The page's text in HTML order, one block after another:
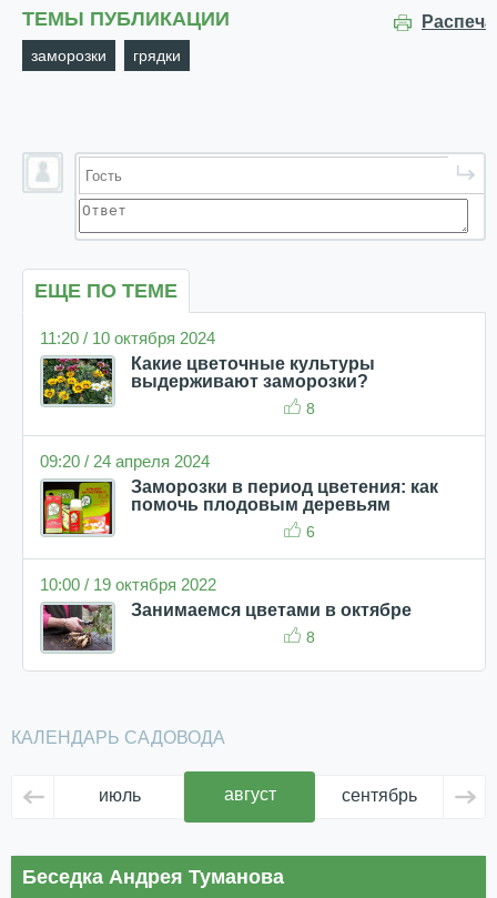
ТЕМЫ ПУБЛИКАЦИИ
заморозки грядки
ЕЩЕ ПО ТЕМЕ
11:20 / 10 октября 2024
Какие цветочные культуры
выдерживают заморозки?
8
09:20 / 24 апреля 2024
Заморозки в период цветения: как
помочь плодовым деревьям
6
10:00 / 19 октября 2022
Занимаемся цветами в октябре
8
КАЛЕНДАРЬ САДОВОДА
июль август сентябрь
Беседка Андрея Туманова